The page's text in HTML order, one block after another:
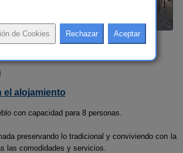
el alojamiento
con capacidad para 8 personas.
preservando lo tradicional y conviviendo con la
las comodidades y servicios.